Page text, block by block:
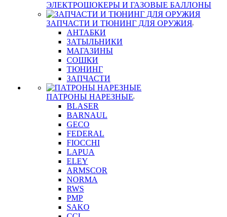
ЭЛЕКТРОШОКЕРЫ И ГАЗОВЫЕ БАЛЛОНЫ
ЗАПЧАСТИ И ТЮНИНГ ДЛЯ ОРУЖИЯ
АНТАБКИ
ЗАТЫЛЬНИКИ
МАГАЗИНЫ
СОШКИ
ТЮНИНГ
ЗАПЧАСТИ
ПАТРОНЫ НАРЕЗНЫЕ
BLASER
BARNAUL
GEСO
FEDERAL
FIOCCHI
LAPUA
ELEY
ARMSCOR
NORMA
RWS
PMP
SAKO